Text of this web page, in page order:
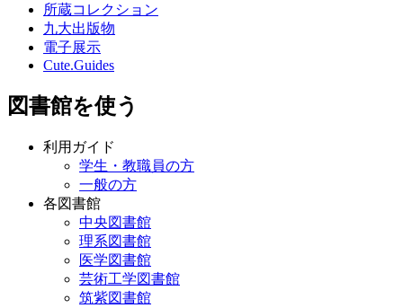
所蔵コレクション
九大出版物
電子展示
Cute.Guides
図書館を使う
利用ガイド
学生・教職員の方
一般の方
各図書館
中央図書館
理系図書館
医学図書館
芸術工学図書館
筑紫図書館